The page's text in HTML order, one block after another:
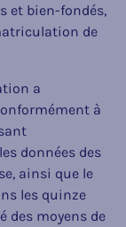
et bien-fondés,
de
a
à
données des
ainsi que le
les quinze
des moyens de